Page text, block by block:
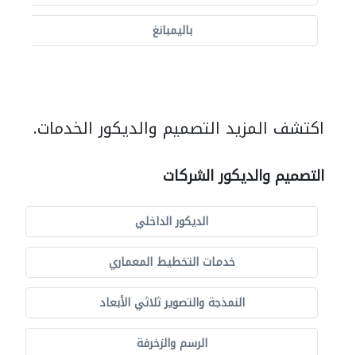
باليمبانغ
اكتشف المزيد التصميم والديكور الخدمات.
التصميم والديكور الشركات
الديكور الداخلي
خدمات التخطيط المعماري
النمذجة والتصوير ثلاثي الأبعاد
الرسم والزخرفة